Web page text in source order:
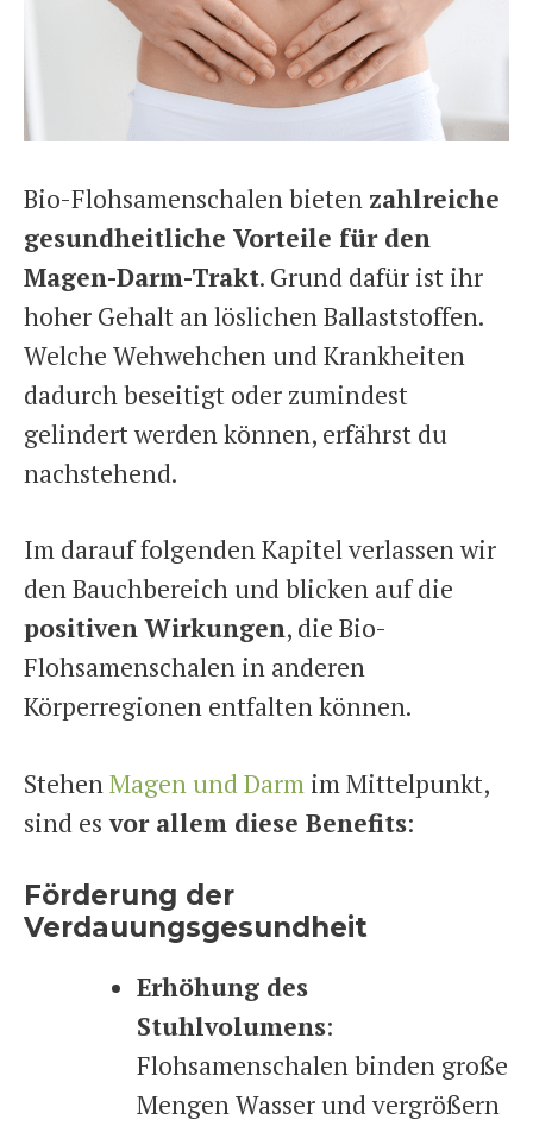
Bio-Flohsamenschalen bieten zahlreiche
gesundheitliche Vorteile für den
Magen-Darm-Trakt. Grund dafür ist ihr
hoher Gehalt an löslichen Ballaststoffen.
Welche Wehwehchen und Krankheiten
dadurch beseitigt oder zumindest
gelindert werden können, erfährst du
nachstehend.
Im darauf folgenden Kapitel verlassen wir
den Bauchbereich und blicken auf die
positiven Wirkungen, die Bio-
Flohsamenschalen in anderen
Körperregionen entfalten können.
StehenMagen und Darm im Mittelpunkt,
sind es vor allem diese Benefits:
Förderung der
Verdauungsgesundheit
Erhöhung des
Stuhlvolumens:
Flohsamenschalen binden große
Mengen Wasser und vergrößern